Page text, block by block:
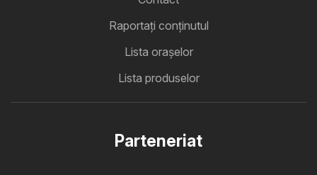
Raportați conținutul
Lista oraşelor
Lista produselor
Parteneriat